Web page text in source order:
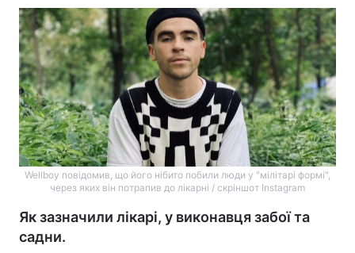
Wellboy повідомив, що його нібито побили люди у "мілітарі формі",
через яких він потрапив до лікарні / скріншот Instagram
Як зазначили лікарі, у виконавця забої та
садни.